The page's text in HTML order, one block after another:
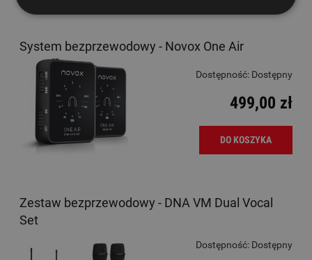
System bezprzewodowy - Novox One Air
Dostępność: Dostępny
499,00 zł
DO KOSZYKA
Zestaw bezprzewodowy - DNA VM Dual Vocal
Set
Dostępność: Dostępny